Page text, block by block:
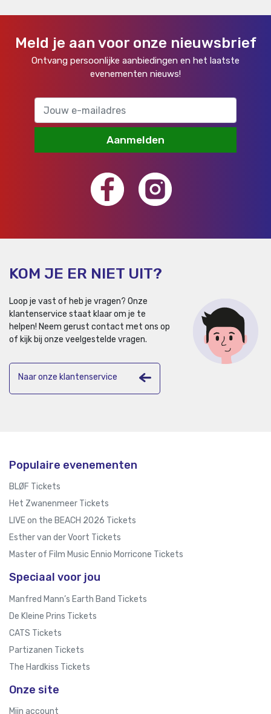
Meld je aan voor onze nieuwsbrief
Ontvang persoonlijke aanbiedingen en het laatste
evenementen nieuws!
Aanmelden
KOM JE ER NIET UIT?
Loop je vast of heb je vragen? Onze
klantenservice staat klaar om je te
helpen! Neem gerust contact met ons op
of kijk bij onze veelgestelde vragen.
Naar onze klantenservice
Populaire evenementen
BLØF Tickets
Het Zwanenmeer Tickets
LIVE on the BEACH 2026 Tickets
Esther van der Voort Tickets
Master of Film Music Ennio Morricone Tickets
Speciaal voor jou
Manfred Mann’s Earth Band Tickets
De Kleine Prins Tickets
CATS Tickets
Partizanen Tickets
The Hardkiss Tickets
Onze site
Mijn account